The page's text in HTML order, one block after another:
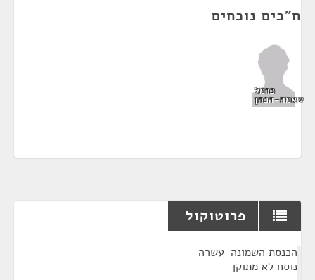
ח"כים נוכחים
כרמל
שאמה-הכהן
פרוטוקול
הכנסת השמונה-עשרה
נוסח לא מתוקן